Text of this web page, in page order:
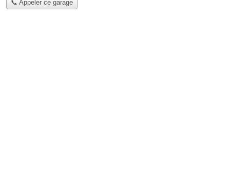
📞 Appeler ce garage